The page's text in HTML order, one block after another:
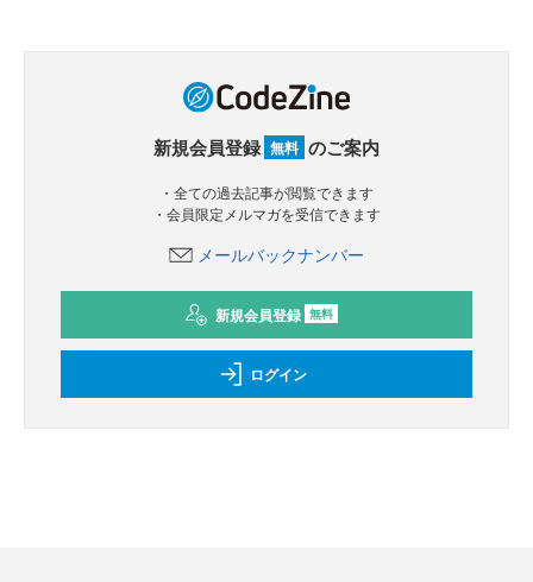
新規会員登録 無料 のご案内
・全ての過去記事が閲覧できます
・会員限定メルマガを受信できます
メールバックナンバー
新規会員登録 無料
ログイン